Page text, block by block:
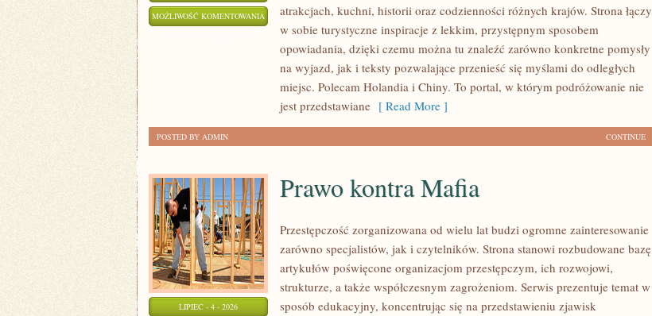
MOŻLIWOŚĆ KOMENTOWANIA STANY
ZJEDNOCZONE
atrakcjach, kuchni, historii oraz codzienności różnych krajów. Strona łączy
w sobie turystyczne inspiracje z lekkim, przystępnym sposobem
opowiadania, dzięki czemu można tu znaleźć zarówno konkretne pomysły
na wyjazd, jak i teksty pozwalające przenieść się myślami do odległych
miejsc. Polecam Holandia i Chiny. To portal, w którym podróżowanie nie
jest przedstawiane [ Read More ]
CONTINUE
POSTED BY ADMIN
LIPIEC - 4 - 2026
Prawo kontra Mafia
Przestępczość zorganizowana od wielu lat budzi ogromne zainteresowanie
zarówno specjalistów, jak i czytelników. Strona stanowi rozbudowane bazę
artykułów poświęcone organizacjom przestępczym, ich rozwojowi,
strukturze, a także współczesnym zagrożeniom. Serwis prezentuje temat w
sposób edukacyjny, koncentrując się na przedstawieniu zjawisk